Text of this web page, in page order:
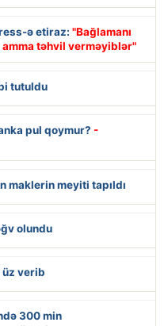
ə etiraz: "Bağlamanı
amma təhvil verməyiblər"
tutuldu
pul qoymur? -
maklerin meyiti tapıldı
olundu
üz verib
300 min